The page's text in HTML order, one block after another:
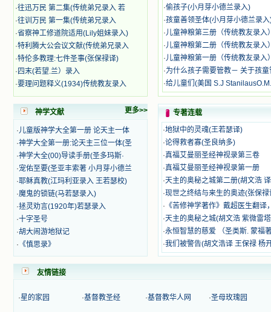
望着书上的圣像沉思默想。啊，当我
想到我有一天还要见到他们，亲耳聆
听他们的教诲，伴随在他们的身边，
和他们一起赞颂吾主，想到那使我欣
喜欢乐的甜蜜的相会，这世界对于我
一点吸引力都没有了。 从这些书
籍里，我认识了许多爱主的人，他们
使我更亲近主，帮助我更深的认识
人圣女，内心隐藏着来自天上光照的
各种宝藏，听他们对悦主的甜蜜喁
语，我也陶醉了。主藉着这些书籍慢
慢地培养我的心灵，当我看到这些圣
德芬芳的圣人再看看满身污秽的我，
我失望过，沮丧过，哭泣过，和主呕
气过，甚至埋怨天主不用祂的全能让
我立刻成圣。但是主让我明白，灵命
的成长需要时间，成长是渐进的，农
民等待稻谷的长成需要整个季节，才
能品尝丰收的喜悦，我也要有谦卑受
教的态度才能接受主的话语，要让这
些圣言成为血肉（果实），是需要时
间的。 从网上我读到许多有益心
灵的书。当我首次读到盖恩夫人的传
记时，清泪沾腮，她的经历强烈地震
撼着我的心，我接受到了一个很大的
正之路。读圣女小德兰的传记时，我
·往迅万民 第二集(传统弟兄录入 若
·往训万民 第一集(传统弟兄录入
·省察神工修道院适用(Lily姐妹录入)
·特利腾大公会议文献(传统弟兄录入
·特伦多教理:七件圣事(张保禄译)
· 四末(若望.兰）录入
·要理问题释义(1934)传统教友录入
·偷孩子(小月芽小德兰录入)
·孩童善领圣体(小月芽小德兰录入
·儿童神粮第三册（传统教友录入
·儿童神粮第二册（传统教友录入
·儿童神粮第一册（传统教友录入
·为什么孩子需要管教－ 关于孩童
·给儿童们(美国 S.J
神学文献 更多>>
·儿童版神学大全第一册 论天主一体
·神学大全第一册:论天主三位一体(圣
·神学大全(00)导读手册(圣多玛斯·
·宠佑至要(圣亚丰索著 小月芽小德兰
·耶稣真教(江玛利亚录入 王若瑟校)
·魔鬼的锁链(马若瑟录入)
·拯灵劝言(1920年)若瑟录入
·十字圣号
·胡大闹游地狱记
· 《慎思录》
专著连载
·地狱中的灵魂(王若瑟译)
·论得救者寡(圣良纳多)
·真福艾曼丽圣经神视录第三卷
·真福艾曼丽圣经神视录第一册
·天主的奥秘之城第二册(胡文浩
·现世之终结与来生的奥迹(张保禄
· 《苦修神学著作》戴超医生翻译
·天主的奥秘之城(胡文浩 紫微雷
·永恒智慧的慈爱 （圣类斯. 蒙福
·我们被警告(胡文浩译 王保禄 杨
友情链接
·星的家园 ·基督教圣经 ·基督教华人网 ·圣母玫瑰园